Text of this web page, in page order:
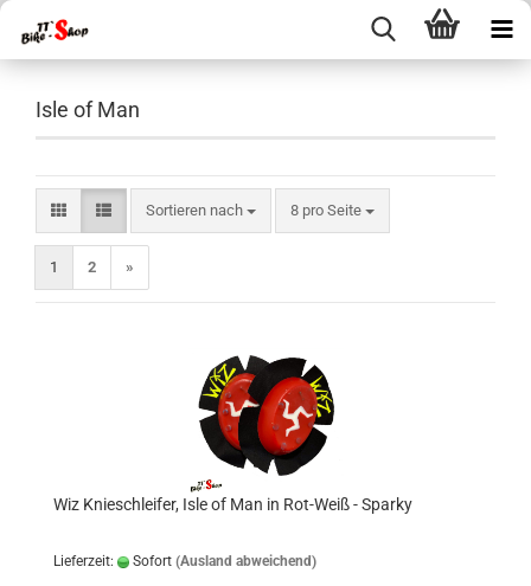
Isle of Man
Sortieren nach
Sortieren nach 8 pro Seite
pro Seite
1 2 »
Wiz Knieschleifer, Isle of Man in Rot-Weiß - Sparky
Lieferzeit: Sofort (Ausland abweichend)